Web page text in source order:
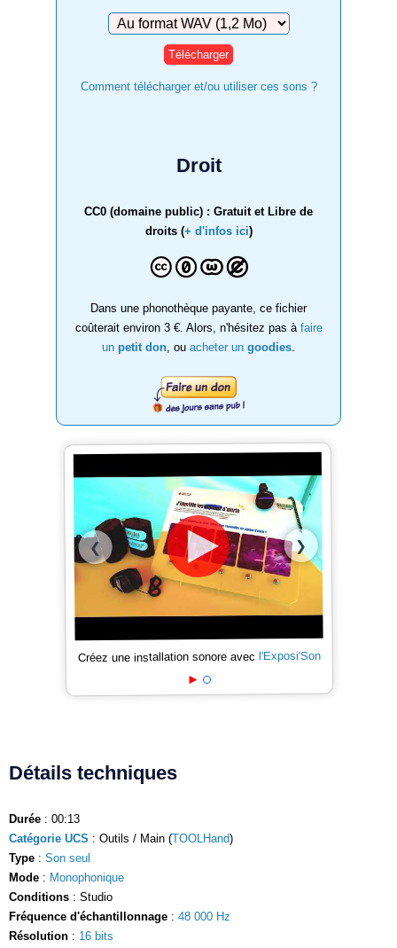
Télécharger
Comment télécharger et/ou utiliser ces sons ?
Droit
CC0 (domaine public) : Gratuit et Libre de
droits (+ d'infos ici)
Dans une phonothèque payante, ce fichier
coûterait environ 3 €. Alors, n'hésitez pas à faire
un petit don , ou acheter un goodies
❮ ❯
Créez une installation sonore avec l'Exposi'Son
Détails techniques
Durée : 00:13
Catégorie UCS : Outils / Main (TOOLHand)
Type : Son seul
Mode : Monophonique
Conditions : Studio
Fréquence d'échantillonnage : 48 000 Hz
Résolution : 16 bits